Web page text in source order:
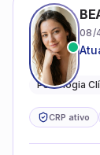
08/
Psicologia
CRP ativo